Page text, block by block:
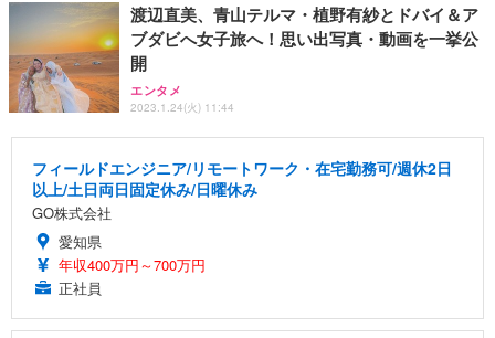
渡辺直美、青山テルマ・植野有紗とドバイ＆ア
ブダビへ女子旅へ！思い出写真・動画を一挙公
開
エンタメ
2023.1.24(火) 11:44
フィールドエンジニア/リモートワーク・在宅勤務可/週休2日
以上/土日両日固定休み/日曜休み
GO株式会社
愛知県
年収400万円～700万円
正社員